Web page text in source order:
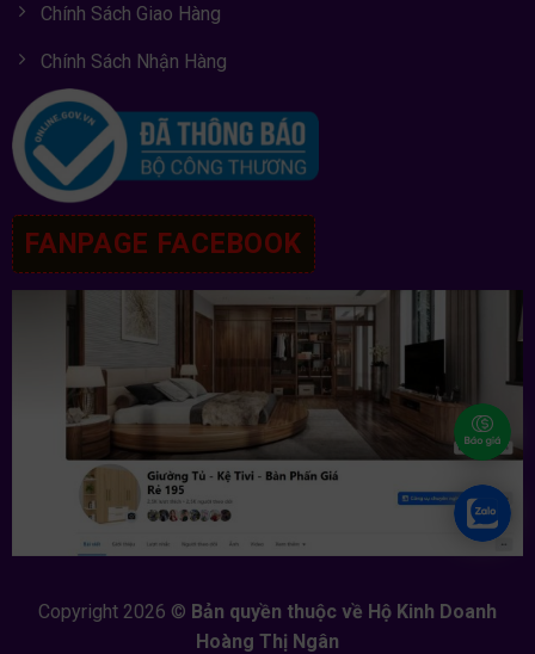
Chính Sách Giao Hàng
Chính Sách Nhận Hàng
FANPAGE FACEBOOK
Copyright 2026 © Bản quyền thuộc về Hộ Kinh Doanh
Hoàng Thị Ngân